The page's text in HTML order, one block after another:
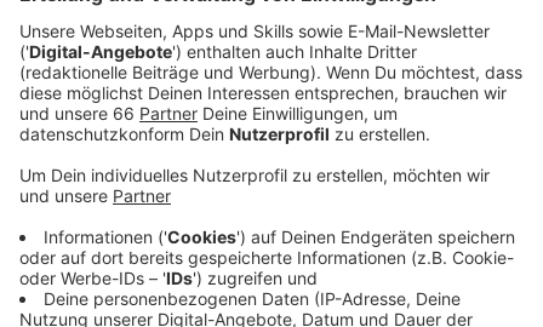
Samstagabend ab 20:30 Uhr zu Gast in der Arena.
Veröffentlicht:Donnerstag, 04.11.2021 15:20
Anzeige
statt, ein Heimspiel gegen Sandhausen. Im neuen Jahr
geht es am 15. Januar mit dem Auswärtsspiel bei
Werder Bremen weiter.